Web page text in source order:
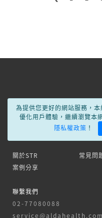
喬伊實業有限公司(
台北市中山區南京東路
02-25616511
杏一醫療 - 台北新光店
02-2834-8271
為提供您更好的網站服務，
優化用戶體驗，繼續瀏覽本
隱私權政策 ！
關於STR 常見問
案例分享
聯繫我們
02-77080088
service@aldahealth.com